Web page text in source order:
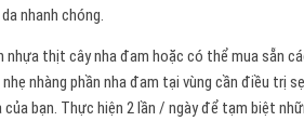
nhanh chóng.
nhựa thịt cây nha đam hoặc có thể mua sẵn
nhàng phần nha đam tại vùng cần điều trị
của bạn. Thực hiện 2 lần / ngày để tạm biệt